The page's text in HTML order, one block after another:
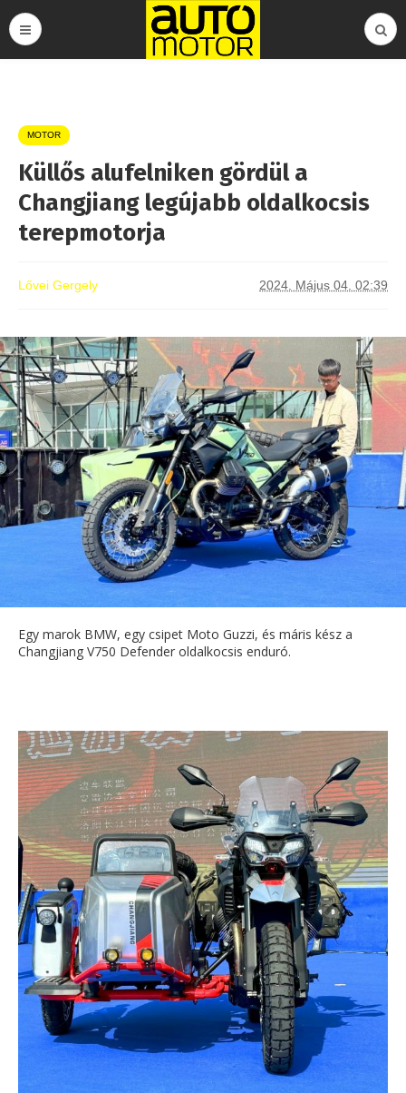
MOTOR
Küllős alufelniken gördül a
Changjiang legújabb oldalkocsis
terepmotorja
Lővei Gergely 2024. Május 04. 02:39
Egy marok BMW, egy csipet Moto Guzzi, és máris kész a
Changjiang V750 Defender oldalkocsis enduró.